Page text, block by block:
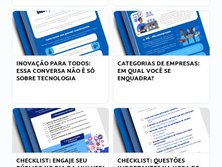
INOVAÇÃO PARA TODOS:
ESSA CONVERSA NÃO É SÓ
SOBRE TECNOLOGIA
CATEGORIAS DE EMPRESAS:
EM QUAL VOCÊ SE
ENQUADRA?
CHECKLIST: ENGAJE SEU
CHECKLIST: QUESTÕES